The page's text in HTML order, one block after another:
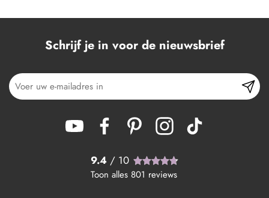
Schrijf je in voor de nieuwsbrief
9.4 / 10
Toon alles 801 reviews